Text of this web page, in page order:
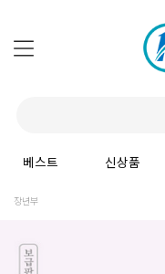
베스트 신상품
장년부